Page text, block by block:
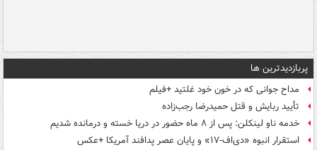
پربازدیدترین ها
مداح جوانی که در خون خود غلتید +فیلم
تأیید ربایش و قتل حمیدرضا رجب‌زاده
خدمه ناو لینکلن: پس از ۸ ماه حضور در دریا خسته و درمانده‌ شدیم
استقرار انبوه «دی‌اف‑۱۷» و پایان عصر پدافند آمریکا +عکس